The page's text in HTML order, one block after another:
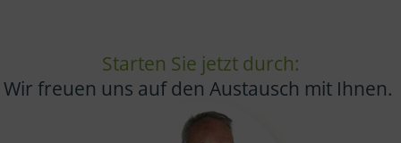
Starten Sie jetzt durch:
Wir freuen uns auf den Austausch mit Ihnen.